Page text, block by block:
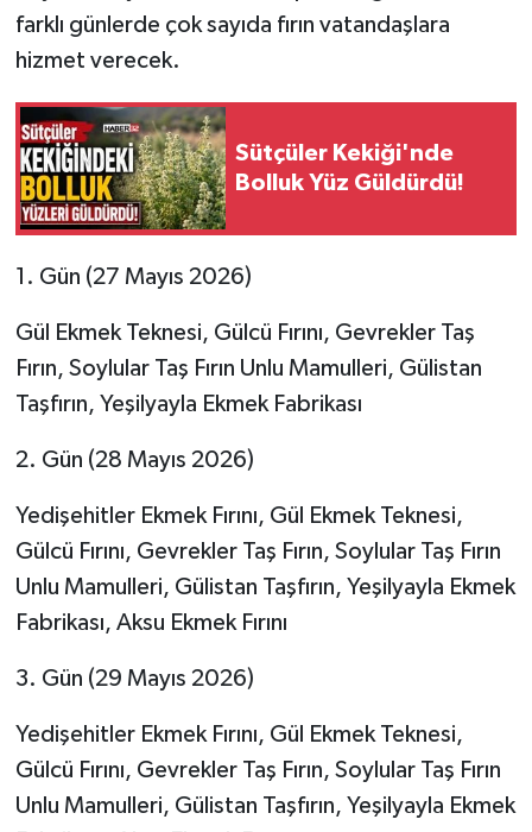
farklı günlerde çok sayıda fırın vatandaşlara
hizmet verecek.
Sütçüler Kekiği'nde
Bolluk Yüz Güldürdü!
1. Gün (27 Mayıs 2026)
Gül Ekmek Teknesi, Gülcü Fırını, Gevrekler Taş
Fırın, Soylular Taş Fırın Unlu Mamulleri, Gülistan
Taşfırın, Yeşilyayla Ekmek Fabrikası
2. Gün (28 Mayıs 2026)
Yedişehitler Ekmek Fırını, Gül Ekmek Teknesi,
Gülcü Fırını, Gevrekler Taş Fırın, Soylular Taş Fırın
Unlu Mamulleri, Gülistan Taşfırın, Yeşilyayla Ekmek
Fabrikası, Aksu Ekmek Fırını
3. Gün (29 Mayıs 2026)
Yedişehitler Ekmek Fırını, Gül Ekmek Teknesi,
Gülcü Fırını, Gevrekler Taş Fırın, Soylular Taş Fırın
Unlu Mamulleri, Gülistan Taşfırın, Yeşilyayla Ekmek
Teknoloji
Yerel
İletişim